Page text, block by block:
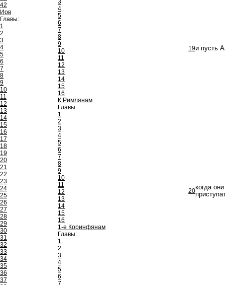
42
Иов
Главы:
1
2
3
4
5
6
7
8
9
10
11
12
13
14
15
16
17
18
19
20
21
22
23
24
25
26
27
28
29
30
31
32
33
34
35
36
37
3
4
5
6
7
8
9
10
11
12
13
14
15
16
К Римлянам
Главы:
1
2
3
4
5
6
7
8
9
10
11
12
13
14
15
16
1-е Коринфянам
Главы:
1
2
3
4
5
6
7
19и пусть
20когда